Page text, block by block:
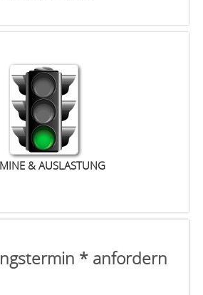
& AUSLASTUNG
* anfordern